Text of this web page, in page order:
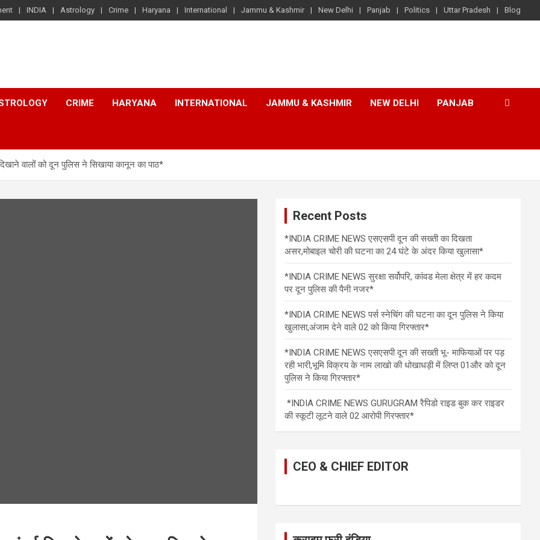
INDIA Astrology Crime Haryana International Jammu & Kashmir New Delhi Panjab Politics Uttar Pradesh Blog
CRIME HARYANA INTERNATIONAL JAMMU & KASHMIR NEW DELHI PANJAB
वालों को दून पुलिस ने सिखाया कानून का पाठ*
Recent Posts
*INDIA CRIME NEWS एसएसपी दून की सख्ती का दिखता
असर,मोबाइल चोरी की घटना का 24 घंटे के अंदर किया खुलासा*
*INDIA CRIME NEWS सुरक्षा सर्वोपरि, कांवड मेला क्षेत्र में हर कदम
पर दून पुलिस की पैनी नजर*
*INDIA CRIME NEWS पर्स स्नेचिंग की घटना का दून पुलिस ने किया
खुलासा,अंजाम देने वाले 02 को किया गिरफ्तार*
*INDIA CRIME NEWS एसएसपी दून की सख्ती भू- माफियाओं पर पड़
रही भारी,भूमि विक्रय के नाम लाखो की धोखाधड़ी में लिप्त 01और को दून
पुलिस ने किया गिरफ्तार*
*INDIA CRIME NEWS GURUGRAM रैपिडो राइड बुक कर राइडर
की स्कूटी लूटने वाले 02 आरोपी गिरफ्तार*
CEO & CHIEF EDITOR